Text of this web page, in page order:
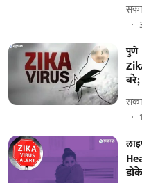
पुणे
1